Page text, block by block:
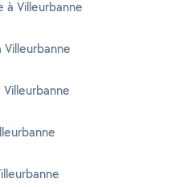
à Villeurbanne